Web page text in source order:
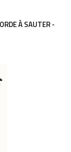
À SAUTER -